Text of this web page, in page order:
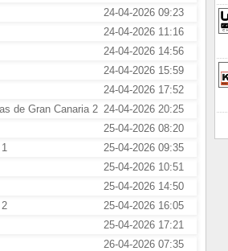
24-04-2026 09:23
24-04-2026 11:16
24-04-2026 14:56
24-04-2026 15:59
24-04-2026 17:52
de Gran Canaria 2 24-04-2026 20:25
25-04-2026 08:20
25-04-2026 09:35
25-04-2026 10:51
25-04-2026 14:50
25-04-2026 16:05
25-04-2026 17:21
26-04-2026 07:35